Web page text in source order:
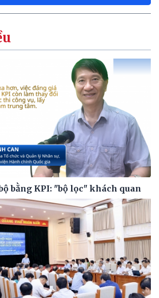
bằng KPI: "bộ lọc" khách quan